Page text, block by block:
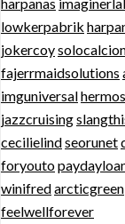
harpanas
lowkerpabrik
jokercoy
fajerrmaidsolutions
imguniversal
jazzcruising
cecilielindseorunet
foryouto
winifredarcticgreen
feelwellforever